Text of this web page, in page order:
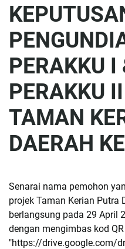
PERAKKU
PERAKKU
TAMAN
DAERAH
Senarai nama pemohon
projek Taman Kerian Putra
berlangsung pada 29 April
dengan mengimbas kod
"https://drive.google.com/